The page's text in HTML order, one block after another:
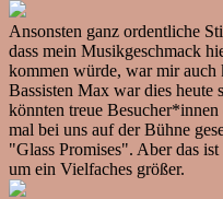
Ansonsten ganz ordentliche
dass mein Musikgeschmack
kommen würde, war mir
Bassisten Max war dies heute
könnten treue
mal bei uns auf der Bühne
"Glass Promises". Aber das
um ein Vielfaches größer.